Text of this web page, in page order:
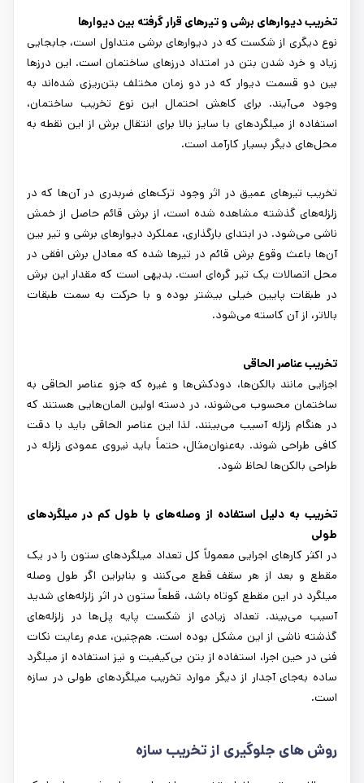
تخریب دیوارهای برشی و تیرهای قرار گرفته بین دیوارها
نوع دیگری از شکست که در دیوارهای برشی متداول است، جابجایی
زیاد و خرد شدن بتن در امتداد درزهای ساختمان است. این درزها
بین دو قسمت دیوار که در دو زمان مختلف بتن‌ریزی شده‌اند به
وجود می‌آیند. برای کاهش احتمال این نوع تخریب ساختمان،
استفاده از میلگردهای با سایز بالا برای انتقال برش از این نقطه به
محل‌های دیگر بسیار کارآمد است.
تخریب تیرهای عمیق در اثر وجود ترک‌های ضربدری در آن‌ها که در
زلزله‌های گذشته مشاهده شده است، از برش قائم حاصل از خمش
ناشی می‌شود. در ابتدای بارگذاری، عملکرد دیوارهای برشی و تیر بین
آن‌ها باعث وقوع برش قائم در تیرها شده که معادل برش افقی در
محل اتصالات یک تیر گره‌ای است. بدیهی است که مقدار این برش
در طبقات پایین خیلی بیشتر بوده و با حرکت به سمت طبقات
بالاتر، از آن کاسته می‌شود.
تخریب عناصر الحاقی
اجزایی مانند بالکن‌ها، دودکش‌ها و غیره که جزو عناصر الحاقی به
ساختمان محسوب می‌شوند، در دسته اولین المان‌هایی هستند که
در هنگام زلزله آسیب می‌بینند. لذا این عناصر الحاقی باید با دقت
کافی طراحی شوند. به‌عنوان‌مثال، حتماً باید نیروی عمودی زلزله در
طراحی بالکن‌ها لحاظ شود.
تخریب به دلیل استفاده از وصله‌های با طول کم در میلگردهای
طولی
در اکثر کارهای اجرایی معمولاً کل تعداد میلگردهای ستون را در یک
مقطع و بعد از هر سقف قطع می‌کنند و بنابراین اگر طول وصله
میلگرد در این مقطع کوتاه باشد، قطعاً ستون در اثر زلزله‌های شدید
آسیب می‌بیند. تعداد زیادی از شکست پایه پل‌ها در زلزله‌های
گذشته ناشی از این مشکل بوده است. هم‌چنین، عدم رعایت نکات
فنی در حین اجرا، استفاده از بتن بی‌کیفیت و نیز استفاده از میلگرد
ساده به‌جای آجدار از دیگر موارد تخریب میلگردهای طولی در سازه
است.
روش ‌های جلوگیری از تخریب سازه